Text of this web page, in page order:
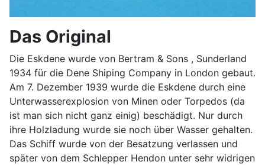
Das Original
Die Eskdene wurde von Bertram & Sons , Sunderland
1934 für die Dene Shiping Company in London gebaut.
Am 7. Dezember 1939 wurde die Eskdene durch eine
Unterwasserexplosion von Minen oder Torpedos (da
ist man sich nicht ganz einig) beschädigt. Nur durch
ihre Holzladung wurde sie noch über Wasser gehalten.
Das Schiff wurde von der Besatzung verlassen und
später von dem Schlepper Hendon unter sehr widrigen